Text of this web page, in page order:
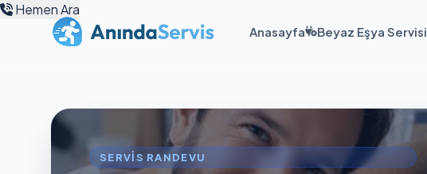
Anasayfa Beyaz Eşya Servisi
Hemen Ara
SERVIS RANDEVU